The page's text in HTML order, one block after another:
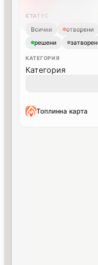
СТАТУС
Всички отворени
решени
КАТЕГОРИЯ
Категория
Топлинна карта